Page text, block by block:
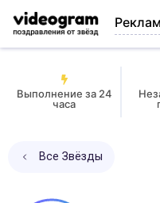
Выполнение за 24
часа
Все Звёзды